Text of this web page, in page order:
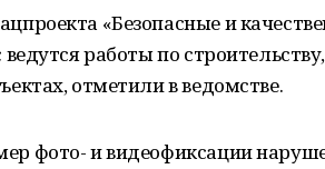
«Безопасные и
ведутся работы по
отметили в ведомстве.
фото- и видеофиксации